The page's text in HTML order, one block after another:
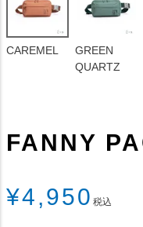
CAREMEL
GREEN
QUARTZ
FANNY
¥4,950 税込